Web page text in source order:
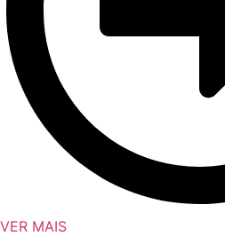
VER MAIS